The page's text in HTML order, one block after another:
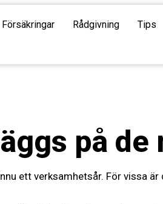
Försäkringar Rådgivning Tips
på
ett verksamhetsår. För vissa